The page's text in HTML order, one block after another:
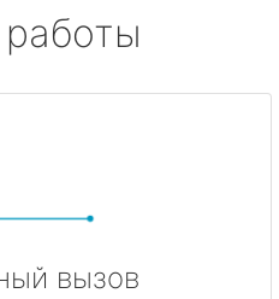
вызов